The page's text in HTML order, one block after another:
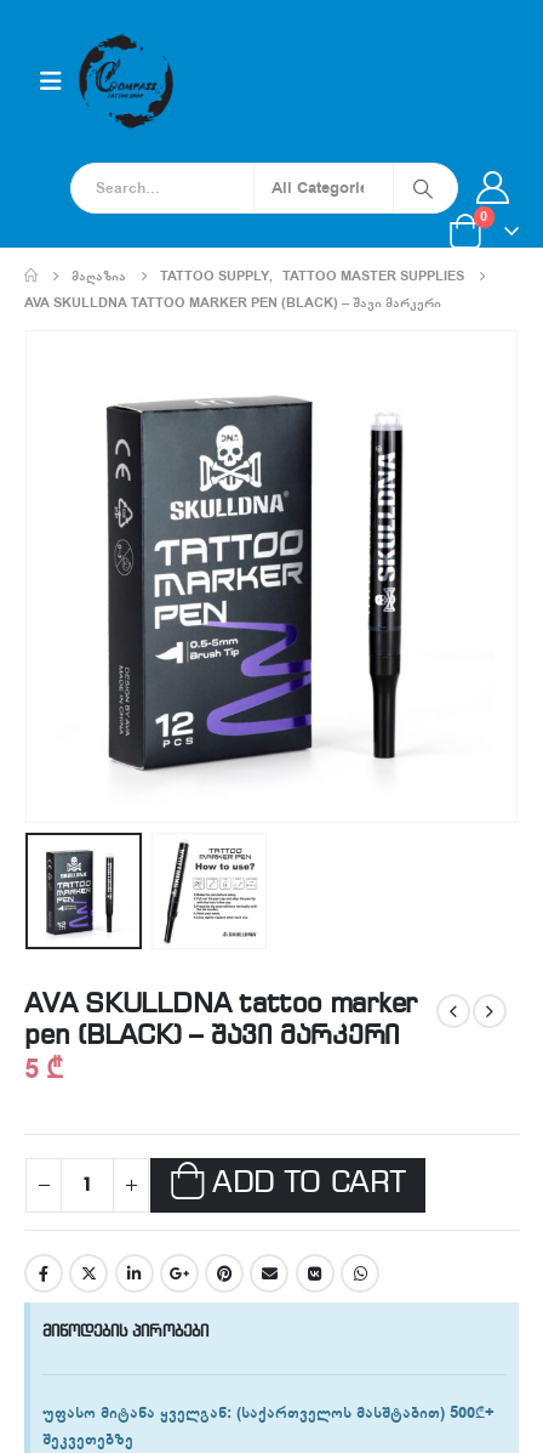
0
ᲛᲐᲦᲐᲖᲘᲐ TATTOO SUPPLY, TATTOO MASTER SUPPLIES
AVA SKULLDNA TATTOO MARKER PEN (BLACK) – ᲨᲐᲕᲘ ᲛᲐᲠᲙᲔᲠᲘ
AVA SKULLDNA tattoo marker
pen (BLACK) – შავი მარკერი
5 ₾
ADD TO CART
მიწოდების პირობები
უფასო მიტანა ყველგან: (საქართველოს მასშტაბით) 500₾+
შეკვეთებზე